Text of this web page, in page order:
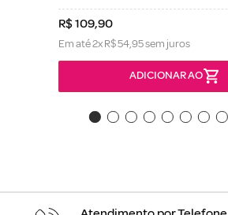
R$109,90
Em até2xR$54,95sem juros
ADICIONAR AO